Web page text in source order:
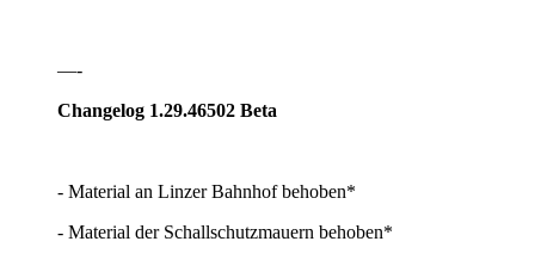
—-
Changelog 1.29.46502 Beta
- Material an Linzer Bahnhof behoben*
- Material der Schallschutzmauern behoben*